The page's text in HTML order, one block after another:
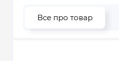
Все про товар